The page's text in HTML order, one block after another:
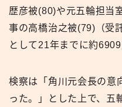
歴彦被(80)や元五輪担当
事の高橋治之被(79)（受
として21年までに約
検察は「角川元会長の意
った。」とした上で、五